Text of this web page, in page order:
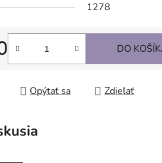
1278
cena:
DO
Opýtať sa Zdieľať